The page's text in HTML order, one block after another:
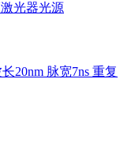
光器光源
20nm 脉宽7ns 重复